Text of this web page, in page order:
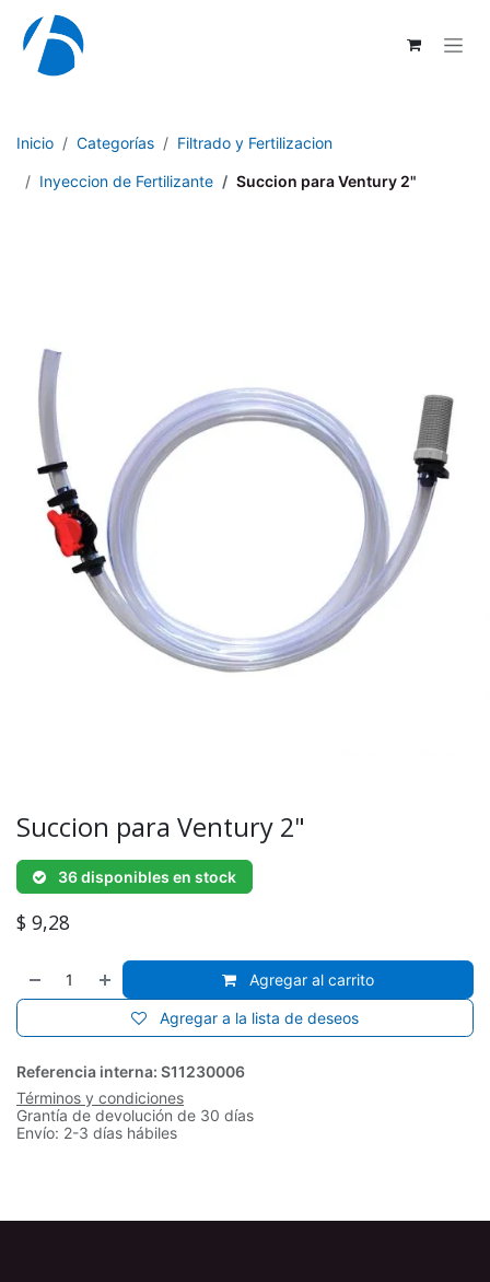
Ir al contenido
Inicio Categorías Filtrado y Fertilizacion
Inyeccion de Fertilizante Succion para Ventury 2"
Succion para Ventury 2"
36 disponibles en stock
$ 9,28
Agregar al carrito
Agregar a la lista de deseos
Referencia interna: S11230006
Términos y condiciones
Grantía de devolución de 30 días
Envío: 2-3 días hábiles